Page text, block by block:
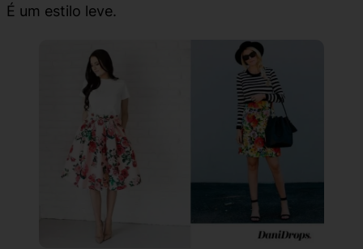
É um estilo leve.